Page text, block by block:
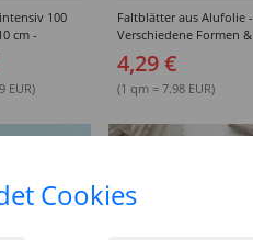
100
cm -
EUR)
Faltblätter aus Alufolie -
Verschiedene Formen &
4,29 €
(1 qm = 7.98 EUR)
Cookies